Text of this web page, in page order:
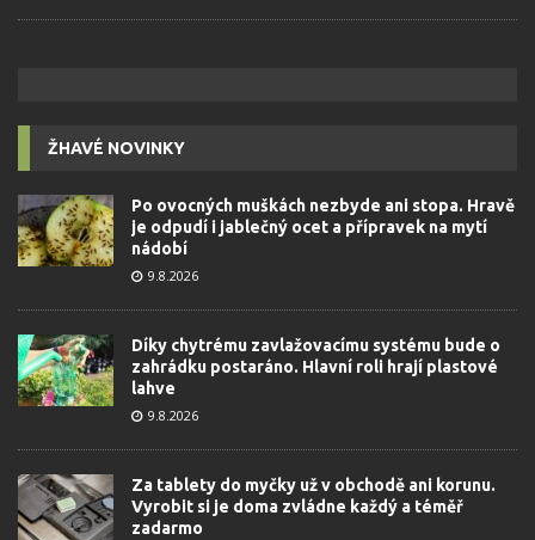
ŽHAVÉ NOVINKY
Po ovocných muškách nezbyde ani stopa. Hravě
je odpudí i jablečný ocet a přípravek na mytí
nádobí
9.8.2026
Díky chytrému zavlažovacímu systému bude o
zahrádku postaráno. Hlavní roli hrají plastové
lahve
9.8.2026
Za tablety do myčky už v obchodě ani korunu.
Vyrobit si je doma zvládne každý a téměř
zadarmo